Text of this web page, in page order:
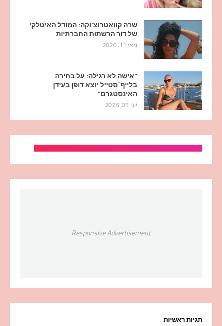
שרה קוואטרוצ'וקה: המודל האיטלקי
של דור הרשתות החברתיות
מאי 11, 2026
“אישה לא רגילה: על בחירה
בלייף־סטייל יוצא דופן בעידן
האינסטגרם”
יוני 05, 2026
Responsive Advertisement
תגיות ראשיות